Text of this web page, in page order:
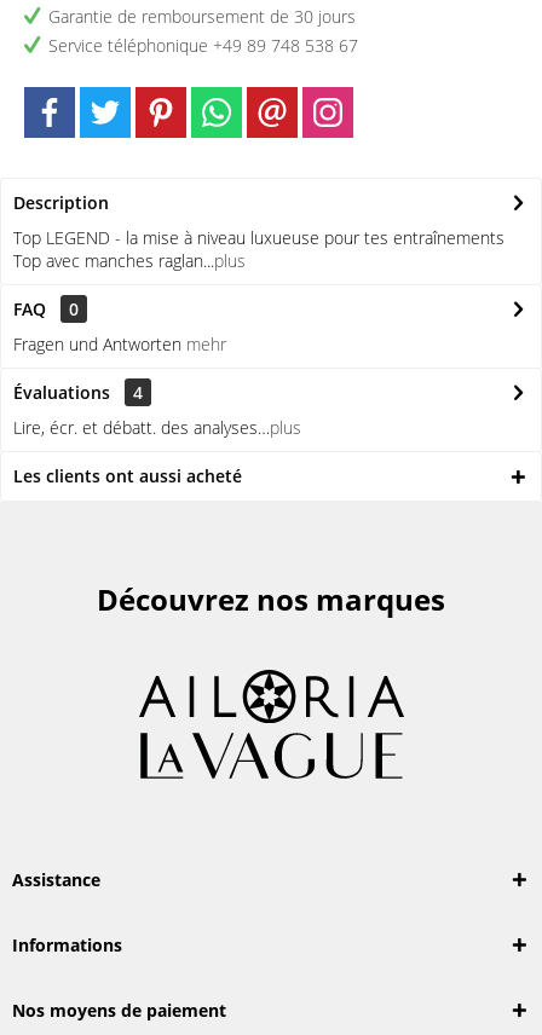
Garantie de remboursement de 30 jours
Service téléphonique +49 89 748 538 67
Description
Top LEGEND - la mise à niveau luxueuse pour tes entraînements
Top avec manches raglan...plus
FAQ
0
Fragen und Antworten mehr
Évaluations
4
Lire, écr. et débatt. des analyses…plus
Les clients ont aussi acheté
Découvrez nos marques
Assistance
Informations
Nos moyens de paiement